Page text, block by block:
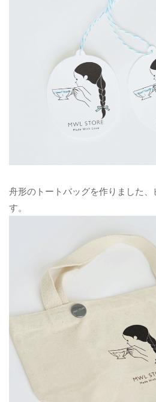
舟形のトートバッグを作りました
す。